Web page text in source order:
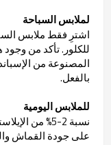
لملابس السباحة
اشترِ فقط ملابس
للكلور. تأكد من
المصنوعة من
بالفعل.
للملابس اليومية
نسبة 2-5% من
على جودة القماش